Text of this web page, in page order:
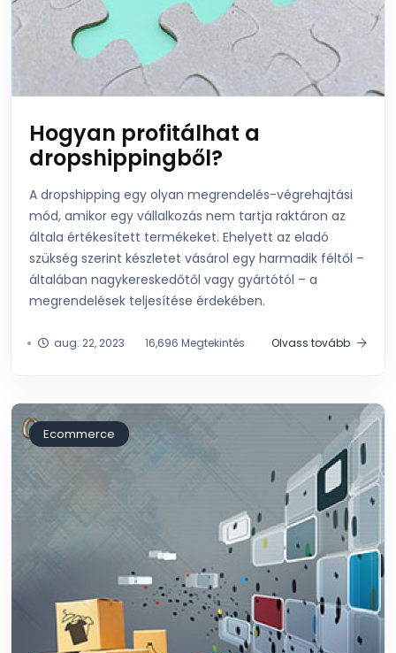
Hogyan profitálhat a
dropshippingből?
A dropshipping egy olyan megrendelés-végrehajtási
mód, amikor egy vállalkozás nem tartja raktáron az
általa értékesített termékeket. Ehelyett az eladó
szükség szerint készletet vásárol egy harmadik féltől –
általában nagykereskedőtől vagy gyártótól – a
megrendelések teljesítése érdekében.
aug. 22, 2023 16,696 Megtekintés Olvass tovább
Ecommerce